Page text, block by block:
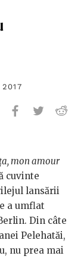
2017
mon amour
cuvinte
lansării
a umflat
Din câte
Pelehatăi,
nu prea mai